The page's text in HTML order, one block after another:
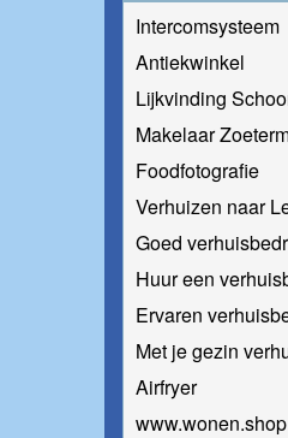
Intercomsysteem
Antiekwinkel
Lijkvinding
Makelaar
Foodfotografie
Verhuizen naar
Goed
Huur een
Ervaren
Met je gezin
Airfryer
www.wonen.shop